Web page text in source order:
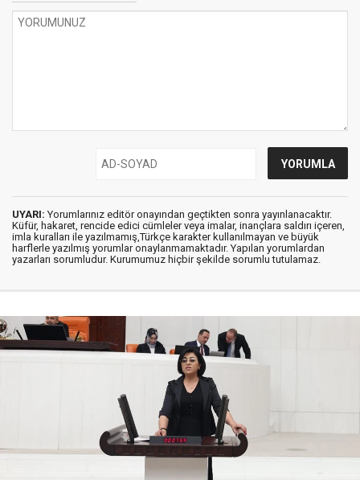
UYARI: Yorumlarınız editör onayından geçtikten sonra yayınlanacaktır.
Küfür, hakaret, rencide edici cümleler veya imalar, inançlara saldırı içeren,
imla kuralları ile yazılmamış,Türkçe karakter kullanılmayan ve büyük
harflerle yazılmış yorumlar onaylanmamaktadır. Yapılan yorumlardan
yazarları sorumludur. Kurumumuz hiçbir şekilde sorumlu tutulamaz.